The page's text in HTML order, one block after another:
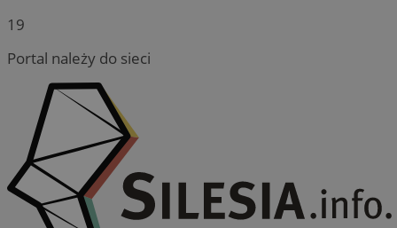
19
Portal należy do sieci